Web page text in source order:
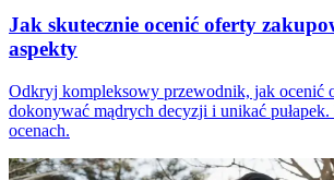
Jak skutecznie ocenić oferty
aspekty
Odkryj kompleksowy przewodnik, jak ocenić
dokonywać mądrych decyzji i unikać
ocenach.